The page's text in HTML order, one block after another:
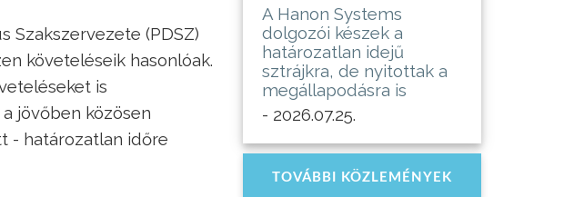
Szakszervezete (PDSZ)
követeléseik hasonlóak.
is
jövőben közösen
- határozatlan időre
A Hanon Systems
dolgozói készek a
határozatlan idejű
sztrájkra, de nyitottak a
megállapodásra is
- 2026.07.25.
TOVÁBBI KÖZLEMÉNYEK